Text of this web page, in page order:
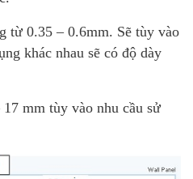
từ 0.35 – 0.6mm. Sẽ tùy vào
khác nhau sẽ có độ dày
mm tùy vào nhu cầu sử